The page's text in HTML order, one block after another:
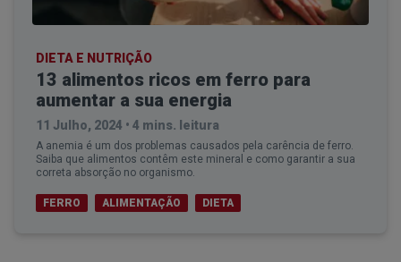
DIETA E NUTRIÇÃO
13 alimentos ricos em ferro para
aumentar a sua energia
11 Julho, 2024 • 4 mins. leitura
A anemia é um dos problemas causados pela carência de ferro.
Saiba que alimentos contêm este mineral e como garantir a sua
correta absorção no organismo.
FERRO ALIMENTAÇÃO DIETA